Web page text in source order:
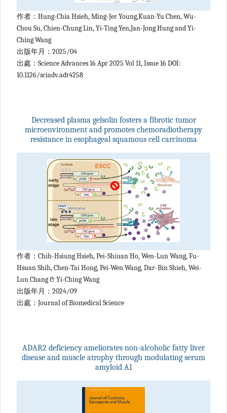
作者：Hung-Chia Hsieh, Ming-Jer Young,Kuan-Yu Chen, Wu-
Chou Su, Chien-Chung Lin, Yi-Ting Yen,Jan-Jong Hung and Yi-
Ching Wang
出版年月：2025/04
出處：Science Advances 16 Apr 2025 Vol 11, Issue 16 DOI:
10.1126/sciadv.adt4258
Decreased plasma gelsolin fosters a fibrotic tumor
microenvironment and promotes chemoradiotherapy
resistance in esophageal squamous cell carcinoma
作者：Chih-Hsiung Hsieh, Pei-Shiuan Ho, Wen-Lun Wang, Fu-
Hsuan Shih, Chen-Tai Hong, Pei-Wen Wang, Dar-Bin Shieh, Wei-
Lun Chang & Yi-Ching Wang
出版年月：2024/09
出處：Journal of Biomedical Science
ADAR2 deficiency ameliorates non-alcoholic fatty liver
disease and muscle atrophy through modulating serum
amyloid A1